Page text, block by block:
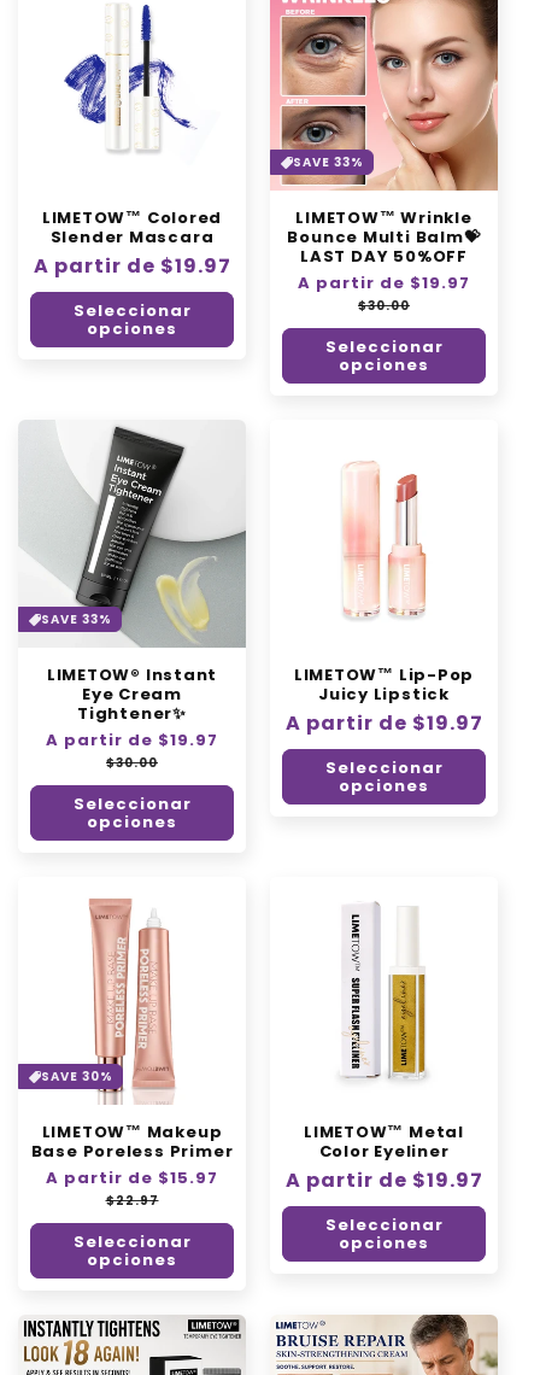
LIMETOW™ Colored
Slender Mascara
Precio
habitual
A partir de $19.97
Seleccionar
opciones
SAVE 33%
LIMETOW™ Wrinkle
Bounce Multi Balm💝
LAST DAY 50%OFF
Precio
habitual
A partir de $19.97
oferta
$30.00
Seleccionar
opciones
SAVE 33%
LIMETOW® Instant
Eye Cream
Tightener✨
Precio
habitual
A partir de $19.97
oferta
$30.00
Seleccionar
opciones
LIMETOW™ Lip-Pop
Juicy Lipstick
Precio
habitual
A partir de $19.97
Seleccionar
opciones
SAVE 30%
LIMETOW™ Makeup
Base Poreless Primer
Precio
habitual
A partir de $15.97
oferta
$22.97
Seleccionar
opciones
LIMETOW™ Metal
Color Eyeliner
Precio
habitual
A partir de $19.97
Seleccionar
opciones